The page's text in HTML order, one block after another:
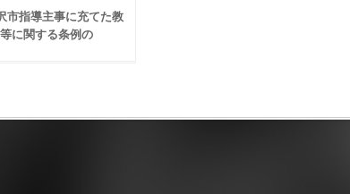
市指導主事に充てた教
に関する条例の